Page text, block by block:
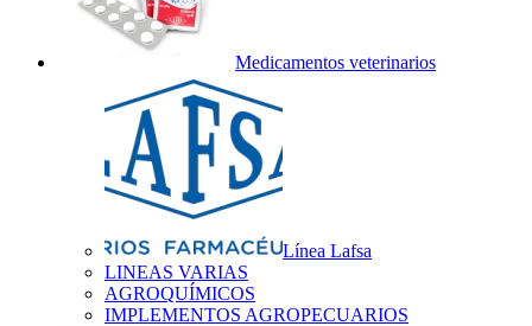
Medicamentos veterinarios
Línea Lafsa
LINEAS VARIAS
AGROQUÍMICOS
IMPLEMENTOS AGROPECUARIOS